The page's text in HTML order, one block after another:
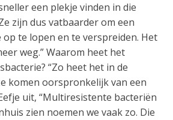
een plekje vinden in die
zijn dus vatbaarder om een
te lopen en te verspreiden. Het
weg.” Waarom heet het
“Zo heet het in de
komen oorspronkelijk van een
uit, “Multiresistente bacteriën
zien noemen we vaak zo. Die